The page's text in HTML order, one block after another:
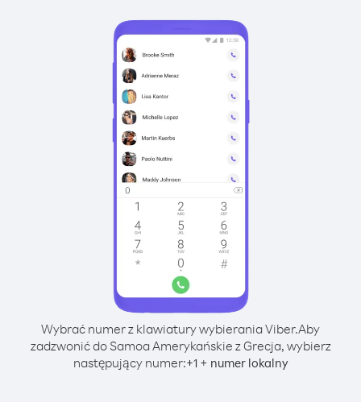
Wybrać numer z klawiatury wybierania Viber.Aby
zadzwonić do Samoa Amerykańskie z Grecja, wybierz
następujący numer:+1+ numer lokalny